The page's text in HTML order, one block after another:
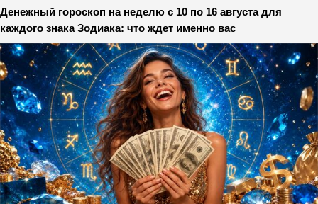
Денежный гороскоп на неделю с 10 по 16 августа для
каждого знака Зодиака: что ждет именно вас